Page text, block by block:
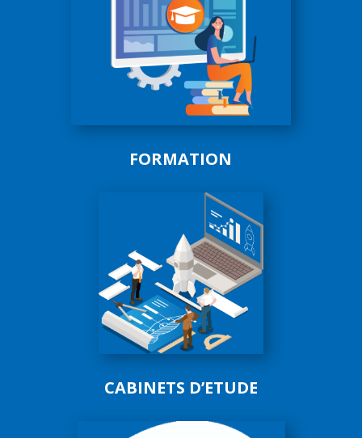
FORMATION
CABINETS D’ETUDE